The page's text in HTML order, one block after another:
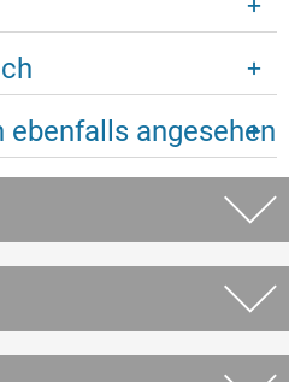
ebenfalls angesehen